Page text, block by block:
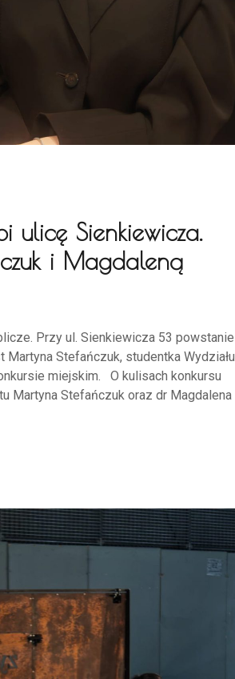
ulicę Sienkiewicza.
i Magdaleną
Przy ul. Sienkiewicza 53 powstanie
Stefańczuk, studentka Wydziału
miejskim. O kulisach konkursu
Martyna Stefańczuk oraz dr Magdalena